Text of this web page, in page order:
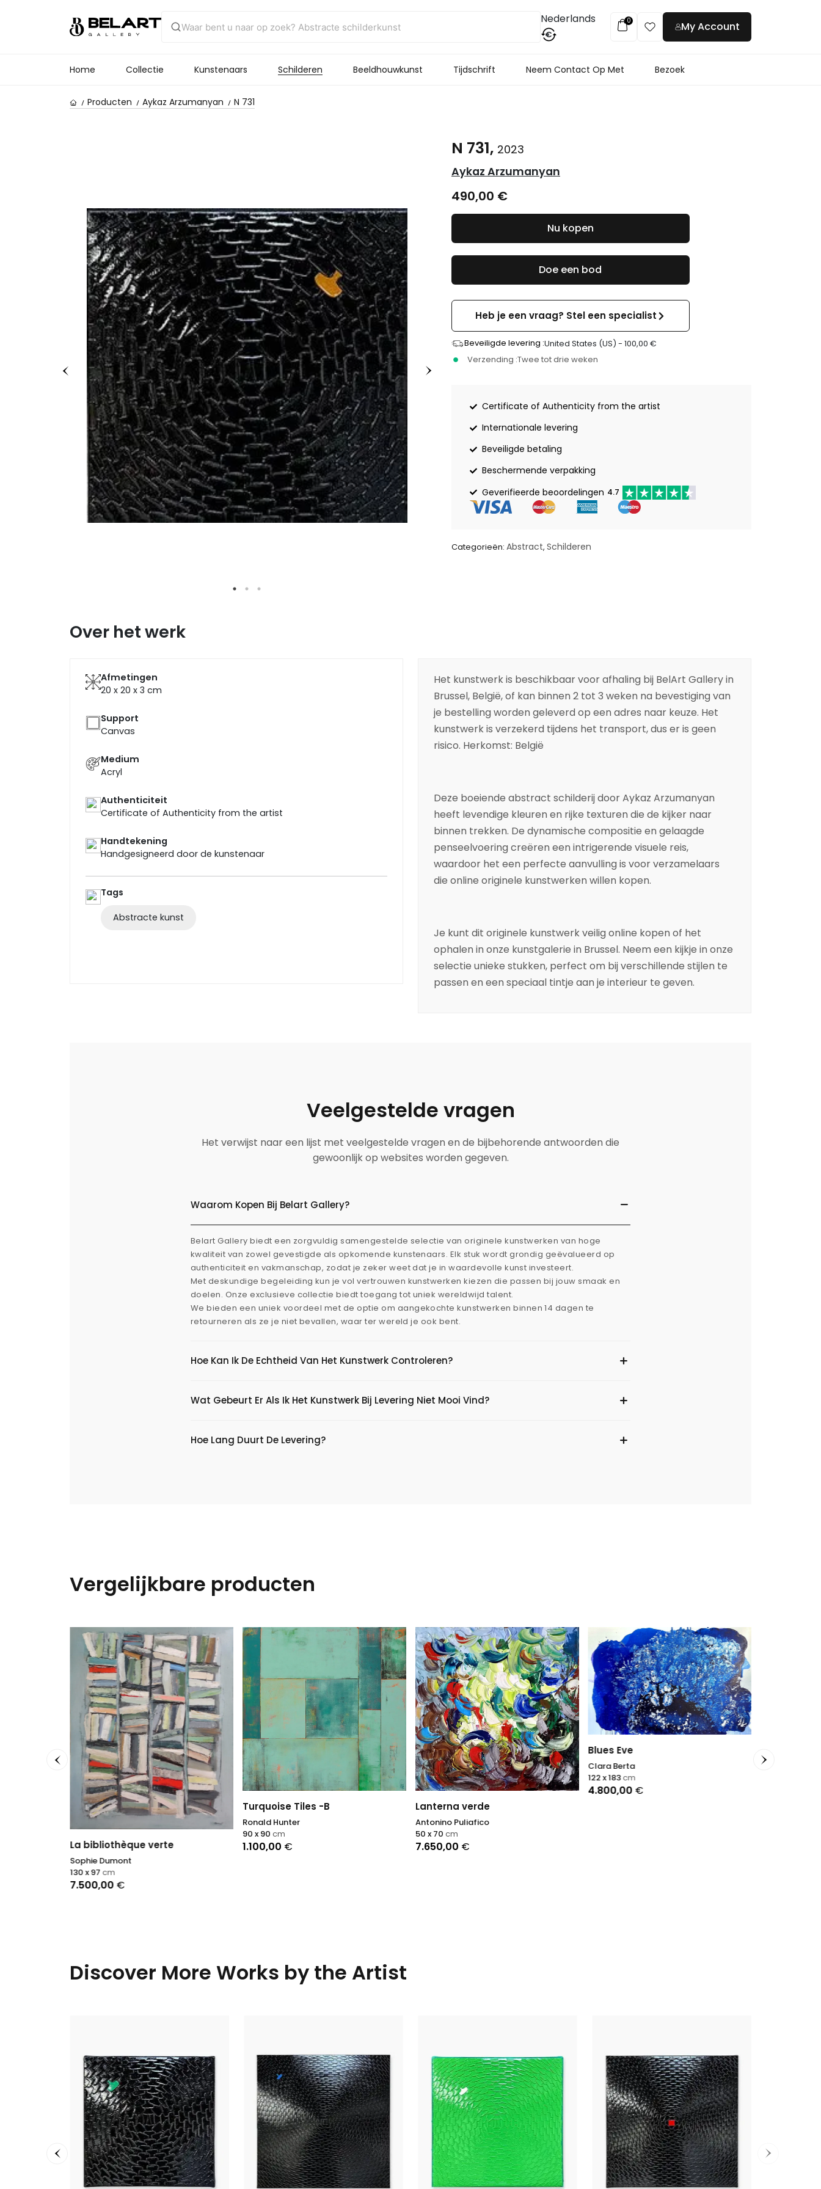
Nederlands
€
0 My Account
Home Collectie Kunstenaars Schilderen Beeldhouwkunst Tijdschrift Neem Contact Op Met Bezoek
Producten Aykaz Arzumanyan N 731
N 731, 2023
Aykaz Arzumanyan
490,00 €
Doe een bod
Heb je een vraag? Stel een specialist
Beveiligde levering :United States (US) -100,00€
Verzending :Twee tot drie weken
Certificate of Authenticity from the artist
Internationale levering
Beveiligde betaling
Beschermende verpakking
Geverifieerde beoordelingen 4.7
Categorieën: Abstract, Schilderen
Nu kopen
Over het werk
Afmetingen
20 x 20 x 3 cm
Support
Canvas
Medium
Acryl
Authenticiteit
Certificate of Authenticity from the artist
Handtekening
Handgesigneerd door de kunstenaar
Tags
Abstracte kunst
Het kunstwerk is beschikbaar voor afhaling bij BelArt Gallery in
Brussel, België, of kan binnen 2 tot 3 weken na bevestiging van
je bestelling worden geleverd op een adres naar keuze. Het
kunstwerk is verzekerd tijdens het transport, dus er is geen
risico. Herkomst: België
Deze boeiende abstract schilderijdoorAykaz Arzumanyan
heeft levendige kleuren en rijke texturendie de kijker naar
binnen trekken. De dynamische compositie en gelaagde
penseelvoering creëren een intrigerende visuele reis,
waardoor het een perfecte aanvulling is voor verzamelaars
die online originele kunstwerken willen kopen.
Je kunt dit originele kunstwerk veilig online kopen of het
ophalen in onze kunstgalerie in Brussel. Neem een kijkje in onze
selectie unieke stukken, perfect om bij verschillende stijlen te
passen en een speciaal tintje aan je interieur te geven.
Veelgestelde vragen
Het verwijst naar een lijst met veelgestelde vragen en de bijbehorende antwoorden die
gewoonlijk op websites worden gegeven.
Waarom Kopen Bij Belart Gallery?
Belart Gallery biedt een zorgvuldig samengestelde selectie van originele kunstwerken van hoge
kwaliteit van zowel gevestigde als opkomende kunstenaars. Elk stuk wordt grondig geëvalueerd op
authenticiteit en vakmanschap, zodat je zeker weet dat je in waardevolle kunst investeert.
Met deskundige begeleiding kun je vol vertrouwen kunstwerken kiezen die passen bij jouw smaak en
doelen. Onze exclusieve collectie biedt toegang tot uniek wereldwijd talent.
We bieden een uniek voordeel met de optie om aangekochte kunstwerken binnen 14 dagen te
retourneren als ze je niet bevallen, waar ter wereld je ook bent.
Hoe Kan Ik De Echtheid Van Het Kunstwerk Controleren?
Wat Gebeurt Er Als Ik Het Kunstwerk Bij Levering Niet Mooi Vind?
Hoe Lang Duurt De Levering?
Vergelijkbare producten
La bibliothèque verte
Sophie Dumont
7.500,00 €
130 x 97 cm
Turquoise Tiles -B
Ronald Hunter
1.100,00 €
90 x 90 cm
Lanterna verde
Antonino Puliafico
7.650,00 €
50 x 70 cm
Blues Eve
Clara Berta
4.800,00 €
122 x 183cm
Discover More Works by the Artist